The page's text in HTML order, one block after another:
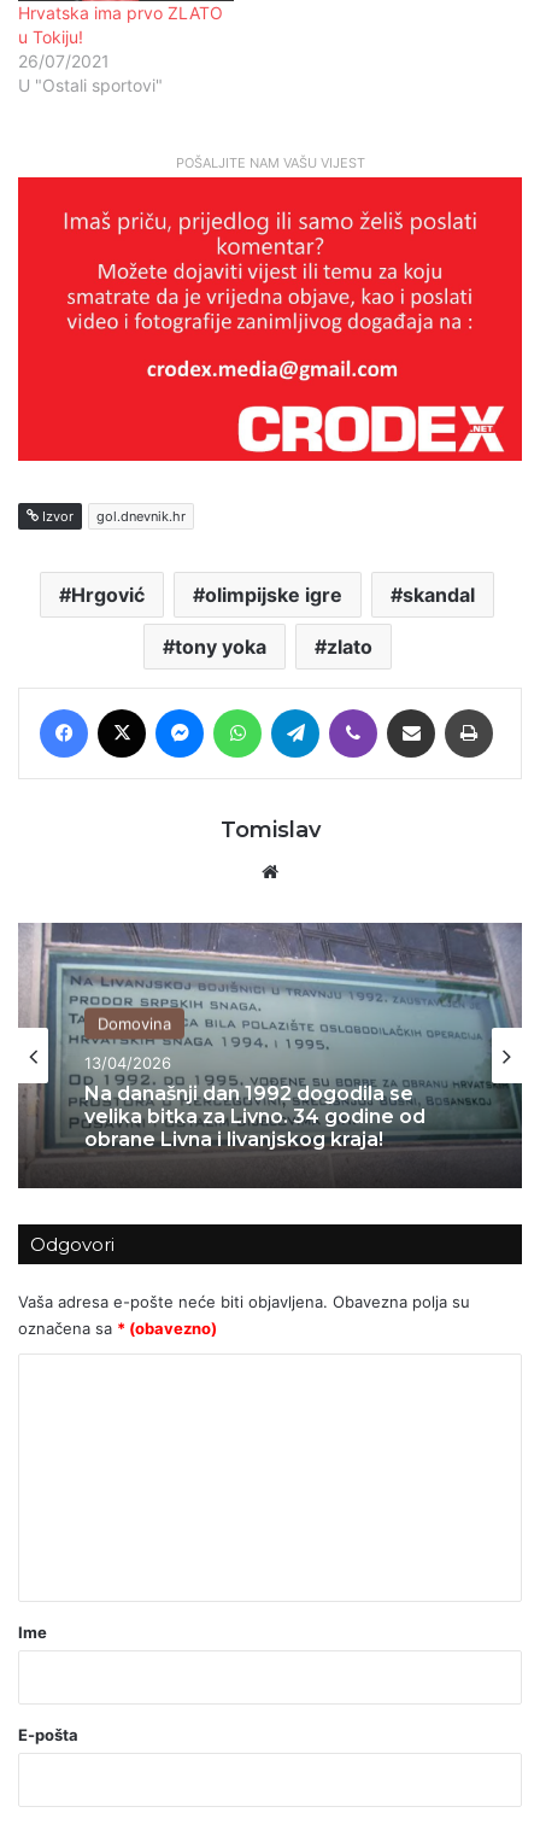
Hrvatska ima prvo ZLATO
u Tokiju!
26/07/2021
U "Ostali sportovi"
POŠALJITE NAM VAŠU VIJEST
Izvor gol.dnevnik.hr
Hrgović olimpijske igre skandal
tony yoka zlato
Facebook MessengerWhatsAppTelegram Viber Podijeli putem E-maila
Tomislav
Domovina
13/04/2026
Na današnji dan 1992 dogodila se
velika bitka za Livno. 34 godine od
obrane Livna i livanjskog kraja!
Odgovori
Vaša adresa e-pošte neće biti objavljena. Obavezna polja su
označena sa * (obavezno)
r
o
a
Ime
E-pošta